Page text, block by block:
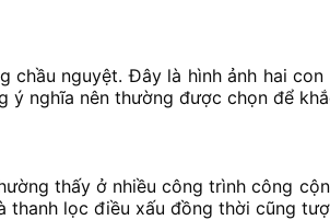
nguyệt. Đây là hình ảnh hai
nghĩa nên thường được chọn để
thấy ở nhiều công trình công
lọc điều xấu đồng thời cũng